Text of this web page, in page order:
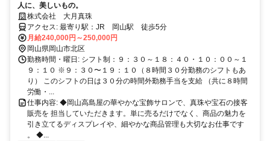
人に、美しいもの。
株式会社 大月真珠
アクセス: 最寄り駅：JR 岡山駅 徒歩5分
月給240,000円～250,000円
岡山県岡山市北区
勤務時間・曜日: シフト制：９：３０～１８：４０・１０：００～１
９：１０ ※９：３０〜１９：１０（８時間３０分勤務のシフトもあ
り） このシフトの日は３０分の時間外勤務手当を支給 （共に８時間
労働・...
仕事内容: ◆岡山高島屋の華やかな宝飾サロンで、真珠や宝石の接客
販売を 担当していただきます。単に売るだけでなく、商品の魅力を
引き立てるディスプレイや、細やかな商品管理も大切なお仕事です
。 ◆...